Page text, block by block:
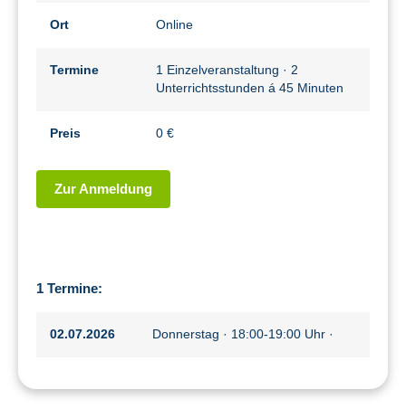
Ort Online
Termine
1 Einzelveranstaltung · 2
Unterrichtsstunden á 45 Minuten
Preis 0 €
Zur Anmeldung
1 Termine:
02.07.2026 Donnerstag · 18:00-19:00 Uhr ·